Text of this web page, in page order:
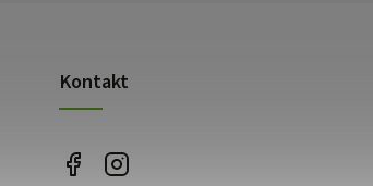
Kontakt